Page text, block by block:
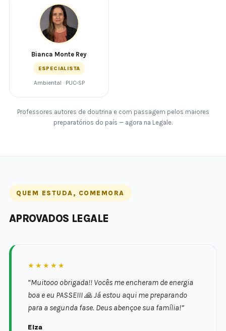
Bianca Monte Rey
ESPECIALISTA
Ambiental · PUC-SP
Professores autores de doutrina e com passagem pelos maiores
preparatórios do país — agora na Legale.
QUEM ESTUDA, COMEMORA
APROVADOS LEGALE
★★★★★
“Muitooo obrigada!! Vocês me encheram de energia
boa e eu PASSEIII 🙏 Já estou aqui me preparando
para a segunda fase. Deus abençoe sua família!”
Elza